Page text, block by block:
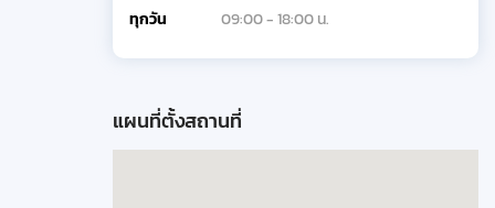
ทุกวัน
09:00 - 18:00 น.
แผนที่ตั้งสถานที่